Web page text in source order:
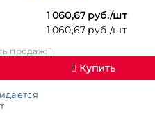
1 060,67 руб./шт
1 060,67 руб./шт
продаж: 1
Купить